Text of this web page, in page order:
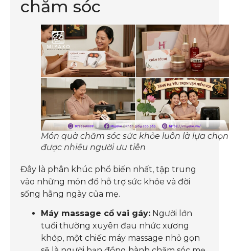
chăm sóc
Món quà chăm sóc sức khỏe luôn là lựa chọn
được nhiều người ưu tiên
Đây là phân khúc phổ biến nhất, tập trung
vào những món đồ hỗ trợ sức khỏe và đời
sống hằng ngày của mẹ.
Máy massage cổ vai gáy: Người lớn
tuổi thường xuyên đau nhức xương
khớp, một chiếc máy massage nhỏ gọn